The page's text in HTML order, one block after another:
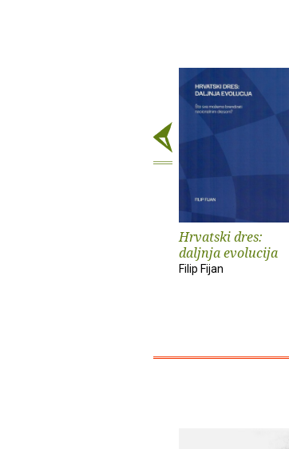
Hrvatski dres:
daljnja evolucija
Filip Fijan